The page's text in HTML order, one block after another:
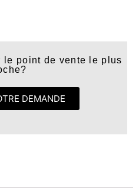
le point de vente le plus
DEMANDE